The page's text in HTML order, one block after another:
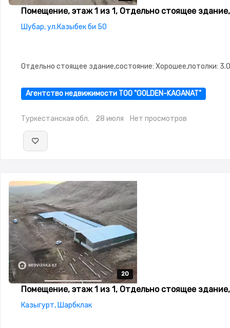
Помещение, этаж 1 из 1, Отдельно стоящее
Шубар, ул.Казыбек би 50
Отдельно стоящее здание,состояние: Хорошее,потолки: 3.0
Агентство недвижимости ТОО "GOLDEN-KAGANAT"
Туркестанская обл. 28 июля Нет просмотров
20
20
20
20
20
Помещение, этаж 1 из 1, Отдельно стоящее
Казыгурт, Шарбклак